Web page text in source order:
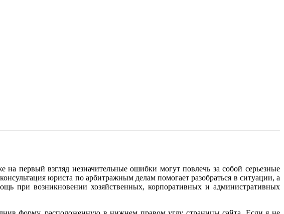
первый взгляд незначительные ошибки могут повлечь за собой серьезные
юриста по арбитражным делам помогает разобраться в ситуации, а
при возникновении хозяйственных, корпоративных и административных